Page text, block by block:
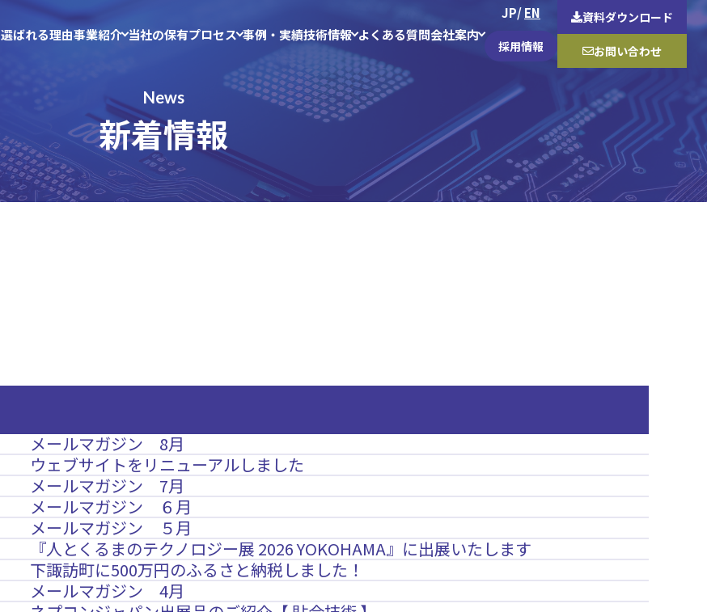
選ばれる理由事業紹介 当社の保有プロセス 事例・実績技術情報 よくある質問会社案内
JP EN
採用情報
資料ダウンロード
お問い合わせ
News
新着情報
メールマガジン 8月
ウェブサイトをリニューアルしました
メールマガジン 7月
メールマガジン ６月
メールマガジン ５月
『人とくるまのテクノロジー展 2026 YOKOHAMA』に出展いたします
下諏訪町に500万円のふるさと納税しました！
メールマガジン 4月